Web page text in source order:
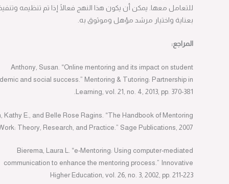
للتعامل معها. يمكن أن يكون هذا النهج فعالًا إذا تم تنظيمه وتنفيذه
بعناية واختيار مرشد مؤهل وموثوق به.
Anthony, Susan. “Online mentoring and its impact on student
academic and social success.” Mentoring & Tutoring: Partnership in
Learning, vol. 21, no. 4, 2013, pp. 370-381.
Kram, Kathy E., and Belle Rose Ragins. “The Handbook of Mentoring
at Work: Theory, Research, and Practice.” Sage Publications, 2007.
Bierema, Laura L. “e-Mentoring: Using computer-mediated
communication to enhance the mentoring process.” Innovative
Higher Education, vol. 26, no. 3, 2002, pp. 211-223